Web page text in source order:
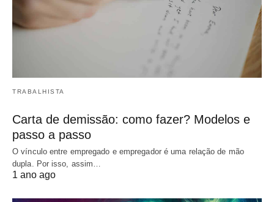
TRABALHISTA
Carta de demissão: como fazer? Modelos e
passo a passo
O vínculo entre empregado e empregador é uma relação de mão
dupla. Por isso, assim…
1 ano ago